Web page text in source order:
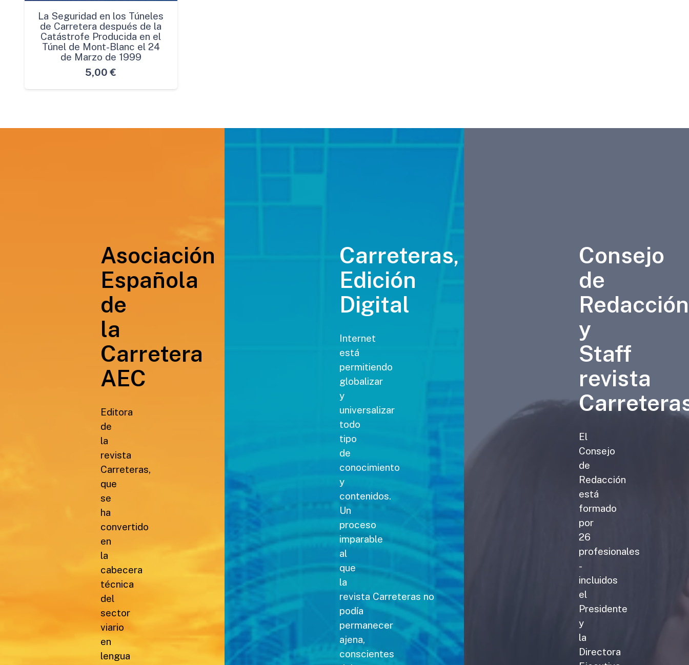
La Seguridad en los Túneles
de Carretera después de la
Catástrofe Producida en el
Túnel de Mont-Blanc el 24
de Marzo de 1999
5,00 €
Asociación
Española
de
la
Carretera
AEC
Editora
de
la
revista
Carreteras,
que
se
ha
convertido
en
la
cabecera
técnica
del
sector
viario
en
lengua
Carreteras,
Edición
Digital
Internet
está
permitiendo
globalizar
y
universalizar
todo
tipo
de
conocimiento
y
contenidos.
Un
proceso
imparable
al
que
la
revista Carreteras no
podía
permanecer
ajena,
conscientes
Consejo
de
Redacción
y
Staff
revista
El
Consejo
de
Redacción
está
formado
por
26
profesionales
-
incluidos
el
Presidente
y
la
Directora